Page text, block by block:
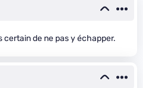
certain de ne pas y échapper.